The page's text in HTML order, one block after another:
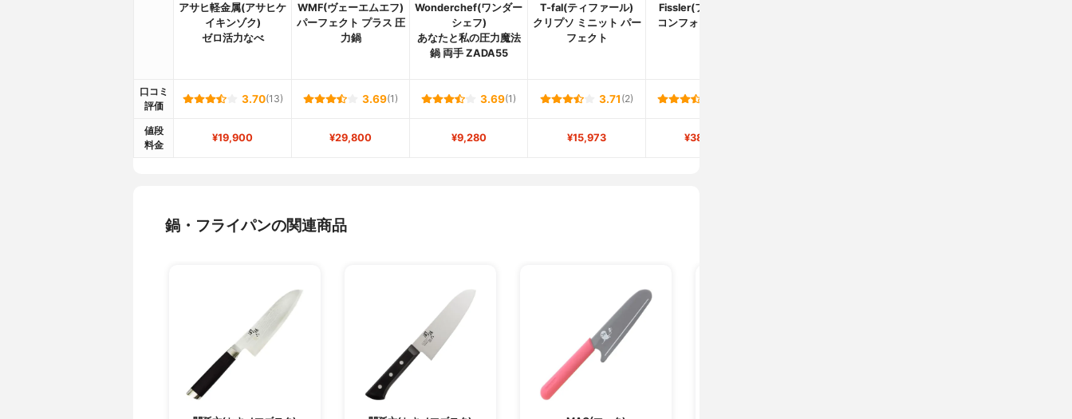
アサヒ軽金属(アサヒケ
イキンゾク)
ゼロ活力なべ
WMF(ヴェーエムエフ)
パーフェクト プラス 圧
力鍋
Wonderchef(ワンダー
シェフ)
あなたと私の圧力魔法
鍋 両手 ZADA55
T-fal(ティファール)
クリプソ ミニット パー
フェクト
Fissler(フィスラー)
コンフォート プラス
口コミ
評価
3.70(13) 3.69(1) 3.69(1) 3.71 (2)
値段
料金
¥19,900 ¥29,800 ¥9,280 ¥15,973 ¥38,999
鍋・フライパンの関連商品